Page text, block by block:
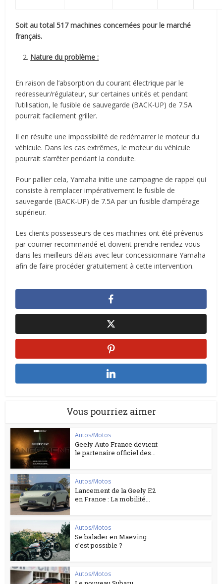
Soit au total 517 machines concernées pour le marché
français.
Nature du problème :
En raison de l’absorption du courant électrique par le
redresseur/régulateur, sur certaines unités et pendant
l’utilisation, le fusible de sauvegarde (BACK-UP) de 7.5A
pourrait facilement griller.
Il en résulte une impossibilité de redémarrer le moteur du
véhicule. Dans les cas extrêmes, le moteur du véhicule
pourrait s’arrêter pendant la conduite.
Pour pallier cela, Yamaha initie une campagne de rappel qui
consiste à remplacer impérativement le fusible de
sauvegarde (BACK-UP) de 7.5A par un fusible d’ampérage
supérieur.
Les clients possesseurs de ces machines ont été prévenus
par courrier recommandé et doivent prendre rendez-vous
dans les meilleurs délais avec leur concessionnaire Yamaha
afin de faire procéder gratuitement à cette intervention.
Vous pourriez aimer
Autos/Motos
Geely Auto France devient
le partenaire officiel des...
Autos/Motos
Lancement de la Geely E2
en France : La mobilité...
Autos/Motos
Se balader en Maeving :
c’est possible ?
Autos/Motos